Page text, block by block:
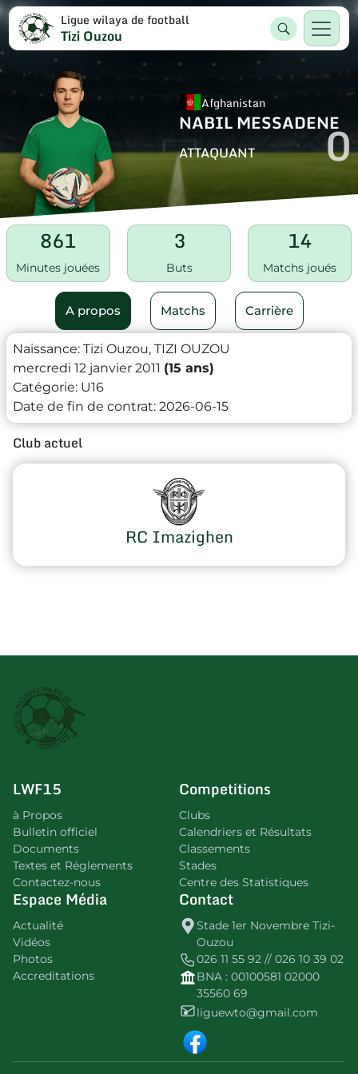
Ligue wilaya de football
Tizi Ouzou
Afghanistan
NABIL MESSADENE
ATTAQUANT 0
861
Minutes jouées
3
Buts
14
Matchs joués
A propos Matchs Carrière
Naissance: Tizi Ouzou, TIZI OUZOU
mercredi 12 janvier 2011 (15 ans)
Catégorie: U16
Date de fin de contrat: 2026-06-15
Club actuel
RC Imazighen
LWF15
à Propos
Bulletin officiel
Documents
Textes et Réglements
Contactez-nous
Competitions
Clubs
Calendriers et Résultats
Classements
Stades
Centre des Statistiques
Espace Média
Actualité
Vidéos
Photos
Accreditations
Contact
Stade 1er Novembre Tizi-
Ouzou
026 11 55 92 // 026 10 39 02
BNA : 00100581 02000
35560 69
liguewto@gmail.com